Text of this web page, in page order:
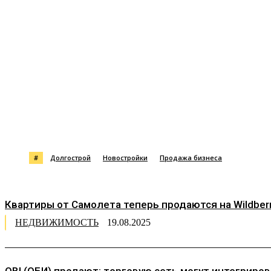
# Долгострой Новостройки Продажа бизнеса
Квартиры от Самолета теперь продаются на
НЕДВИЖИМОСТЬ 19.08.2025